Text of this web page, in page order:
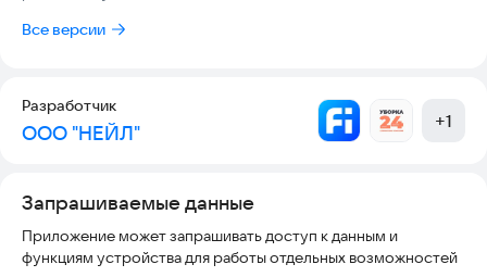
Все версии
Разработчик
ООО "НЕЙЛ" +1
Запрашиваемые данные
Приложение может запрашивать доступ к данным и
функциям устройства для работы отдельных возможностей